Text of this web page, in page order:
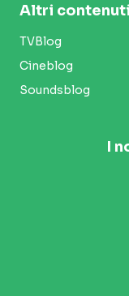
Altri contenuti
TVBlog
Cineblog
Soundsblog
I